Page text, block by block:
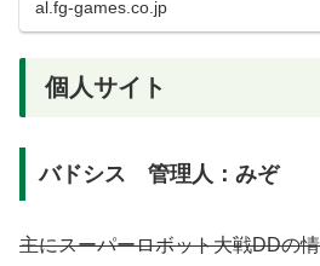
al.fg-games.co.jp
個人サイト
バドシス 管理人：みぞ
主にスーパーロボット大戦DDの